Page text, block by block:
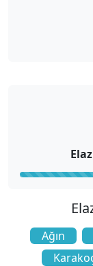
Elazığ
Elazığ
Ağın